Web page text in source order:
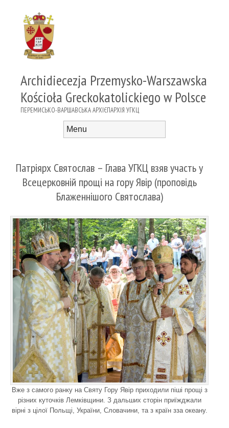
Archidiecezja Przemysko-Warszawska
Kościoła Greckokatolickiego w Polsce
ПЕРЕМИСЬКО-ВАРШАВСЬКА АРХІЄПАРХІЯ УГКЦ
Патріярх Святослав – Глава УГКЦ взяв участь у
Всецерковній прощі на гору Явір (проповідь
Блаженнішого Святослава)
Вже з самого ранку на Святу Гору Явір приходили піші прощі з
різних куточків Лемківщини. З дальших сторін приїжджали
вірні з цілої Польщі, України, Словачини, та з країн зза океану.